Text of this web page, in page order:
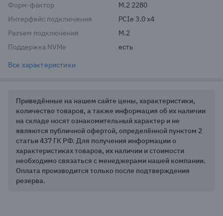
Форм-фактор
M.2 2280
Интерфейс подключения
PCIe 3.0 x4
Разъем подключения
M.2
Поддержка NVMe
есть
Все характеристики
Приведённые на нашем сайте цены, характеристики,
количество товаров, а также информация об их наличии
на складе носят ознакомительный характер и не
являются публичной офертой, определённой пунктом 2
статьи 437 ГК РФ. Для получения информации о
характеристиках товаров, их наличии и стоимости
необходимо связаться с менеджерами нашей компании.
Оплата производится только после подтверждения
резерва.